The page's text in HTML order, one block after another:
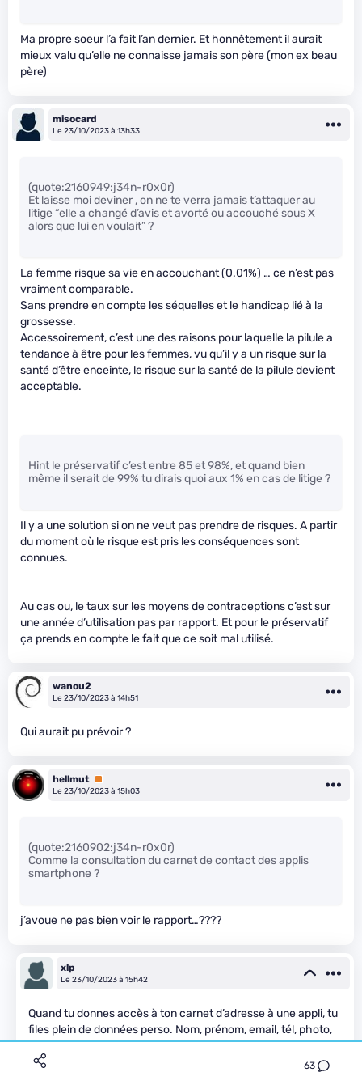
63
Ma propre soeur l’a fait l’an dernier. Et honnêtement il aurait
mieux valu qu’elle ne connaisse jamais son père (mon ex beau
père)
misocard
Le 23/10/2023 à 13h33
(quote:2160949:j34n-r0x0r)
Et laisse moi deviner , on ne te verra jamais t’attaquer au
litige “elle a changé d’avis et avorté ou accouché sous X
alors que lui en voulait” ?
La femme risque sa vie en accouchant (0.01%) … ce n’est pas
vraiment comparable.
Sans prendre en compte les séquelles et le handicap lié à la
grossesse.
Accessoirement, c’est une des raisons pour laquelle la pilule a
tendance à être pour les femmes, vu qu’il y a un risque sur la
santé d’être enceinte, le risque sur la santé de la pilule devient
acceptable.
Hint le préservatif c’est entre 85 et 98%, et quand bien
même il serait de 99% tu dirais quoi aux 1% en cas de litige ?
Il y a une solution si on ne veut pas prendre de risques. A partir
du moment où le risque est pris les conséquences sont
connues.
Au cas ou, le taux sur les moyens de contraceptions c’est sur
une année d’utilisation pas par rapport. Et pour le préservatif
ça prends en compte le fait que ce soit mal utilisé.
wanou2
Le 23/10/2023 à 14h51
Qui aurait pu prévoir ?
hellmut Premium
Le 23/10/2023 à 15h03
(quote:2160902:j34n-r0x0r)
Comme la consultation du carnet de contact des applis
smartphone ?
j’avoue ne pas bien voir le rapport…????
xlp
Le 23/10/2023 à 15h42
Quand tu donnes accès à ton carnet d’adresse à une appli, tu
files plein de données perso. Nom, prénom, email, tél, photo,
et on peut en ajouter d’autre.
Donc TU décides pour les données des autres.